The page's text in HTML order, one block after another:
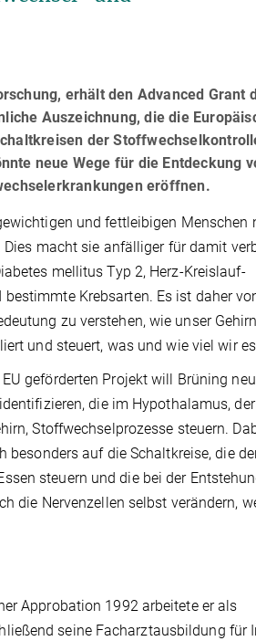
erhält den Advanced Grant
Auszeichnung, die die
der
neue Wege für die Entdeckung
eröffnen.
und fettleibigen Menschen
macht sie anfälliger für damit
mellitus Typ 2, Herz-Kreislauf-
bestimmte Krebsarten. Es ist daher
zu verstehen, wie unser
und steuert, was und wie viel wir
geförderten Projekt will Brüning
die im Hypothalamus,
Stoffwechselprozesse steuern.
besonders auf die Schaltkreise, die
steuern und die bei der
die Nervenzellen selbst verändern,
Approbation 1992 arbeitete er als
seine Facharztausbildung für